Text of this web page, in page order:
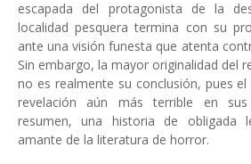
escapada del protagonista de la
localidad pesquera termina con su
ante una visión funesta que atenta
Sin embargo, la mayor originalidad del
no es realmente su conclusión, pues
revelación aún más terrible en
resumen, una historia de obligada
amante de la literatura de horror.